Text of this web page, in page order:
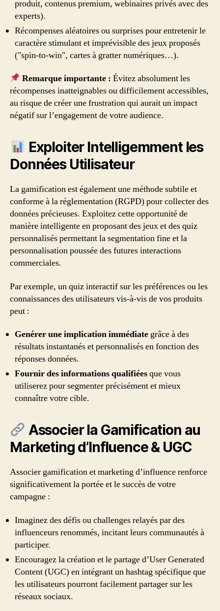
produit, contenus premium, webinaires privés avec des
experts).
Récompenses aléatoires ou surprises pour entretenir le
caractère stimulant et imprévisible des jeux proposés
("spin-to-win", cartes à gratter numériques…).
Remarque importante : Évitez absolument les
récompenses inatteignables ou difficilement accessibles,
au risque de créer une frustration qui aurait un impact
négatif sur l’engagement de votre audience.
Exploiter Intelligemment les
Données Utilisateur
La gamification est également une méthode subtile et
conforme à la réglementation (RGPD) pour collecter des
données précieuses. Exploitez cette opportunité de
manière intelligente en proposant des jeux et des quiz
personnalisés permettant la segmentation fine et la
personnalisation poussée des futures interactions
commerciales.
Par exemple, un quiz interactif sur les préférences ou les
connaissances des utilisateurs vis-à-vis de vos produits
peut :
Genérer une implication immédiate grâce à des
résultats instantanés et personnalisés en fonction des
réponses données.
Fournir des informations qualifiéesque vous
utiliserez pour segmenter précisément et mieux
connaître votre cible.
Associer la Gamification au
Marketing d’Influence & UGC
Associer gamification et marketing d’influence renforce
significativement la portée et le succès de votre
campagne :
Imaginez des défis ou challenges relayés par des
influenceurs renommés, incitant leurs communautés à
participer.
Encouragez la création et le partage d’User Generated
Content (UGC) en intégrant un hashtag spécifique que
les utilisateurs pourront facilement partager sur les
réseaux sociaux.